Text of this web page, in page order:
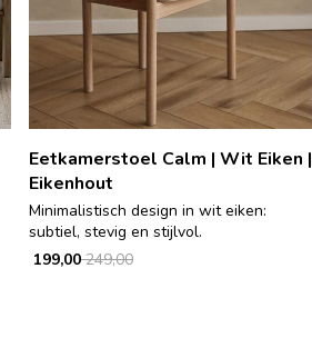
Eetkamerstoel Calm | Wit Eiken |
Eikenhout
Minimalistisch design in wit eiken:
subtiel, stevig en stijlvol.
249,00
199,00